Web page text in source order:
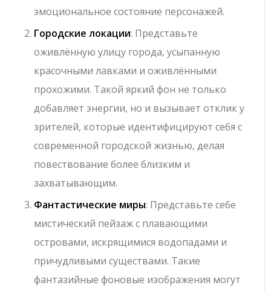
эмоциональное состояние персонажей.
Городские локации: Представьте
оживлённую улицу города, усыпанную
красочными лавками и оживлёнными
прохожими. Такой яркий фон не только
добавляет энергии, но и вызывает отклик у
зрителей, которые идентифицируют себя с
современной городской жизнью, делая
повествование более близким и
захватывающим.
Фантастические миры: Представьте себе
мистический пейзаж с плавающими
островами, искрящимися водопадами и
причудливыми существами. Такие
фантазийные фоновые изображения могут